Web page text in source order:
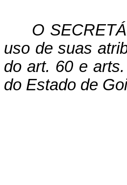
O
uso de suas
do art. 60 e
do Estado de